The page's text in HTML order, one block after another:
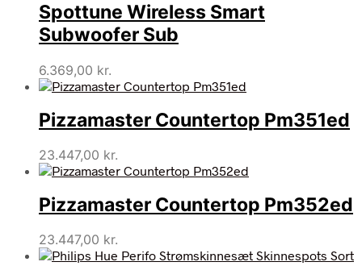
Spottune Wireless Smart
Subwoofer Sub
6.369,00 kr.
Pizzamaster Countertop Pm351ed
23.447,00 kr.
Pizzamaster Countertop Pm352ed
23.447,00 kr.